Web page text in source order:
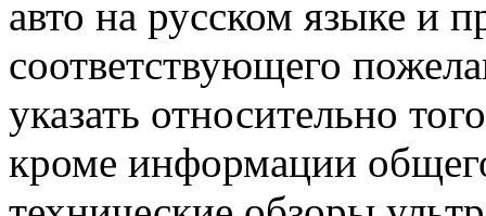
авто на русском языке и
соответствующего
указать относительно
кроме информации